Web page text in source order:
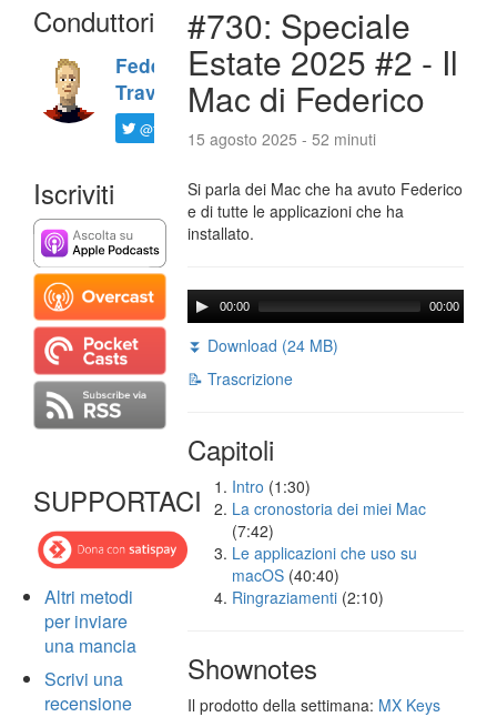
Conduttori
Federico
Travaini
@ftrava
Iscriviti
SUPPORTACI
Altri metodi
per inviare
una mancia
Scrivi una
recensione
#730: Speciale
Estate 2025 #2 - Il
Mac di Federico
15 agosto 2025 - 52 minuti
Si parla dei Mac che ha avuto Federico
e di tutte le applicazioni che ha
installato.
00:00 00:00
⏬ Download (24 MB)
📝 Trascrizione
Capitoli
Intro (1:30)
La cronostoria dei miei Mac
(7:42)
Le applicazioni che uso su
macOS (40:40)
Ringraziamenti (2:10)
Shownotes
Il prodotto della settimana: MX Keys